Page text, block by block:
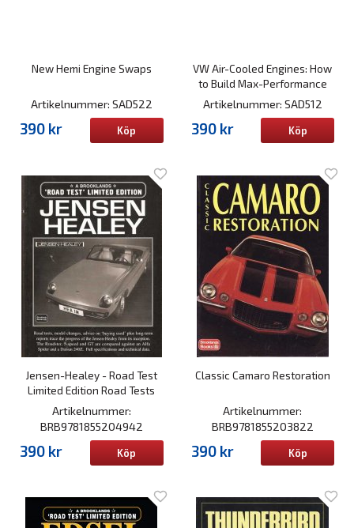
New Hemi Engine Swaps
Artikelnummer: SAD522
390 kr Köp
VW Air-Cooled Engines: How
to Build Max-Performance
Artikelnummer: SAD512
390 kr Köp
Jensen-Healey - Road Test
Limited Edition Road Tests
Artikelnummer:
BRB9781855204942
390 kr Köp
Classic Camaro Restoration
Artikelnummer:
BRB9781855203822
390 kr Köp